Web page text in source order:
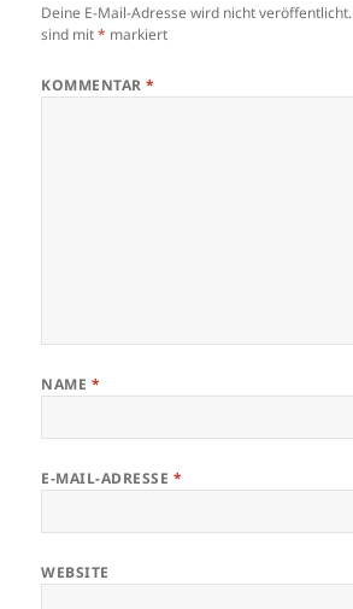
Deine E-Mail-Adresse wird nicht veröffentlicht.
sind mit* markiert
KOMMENTAR*
NAME *
E-MAIL-ADRESSE *
WEBSITE